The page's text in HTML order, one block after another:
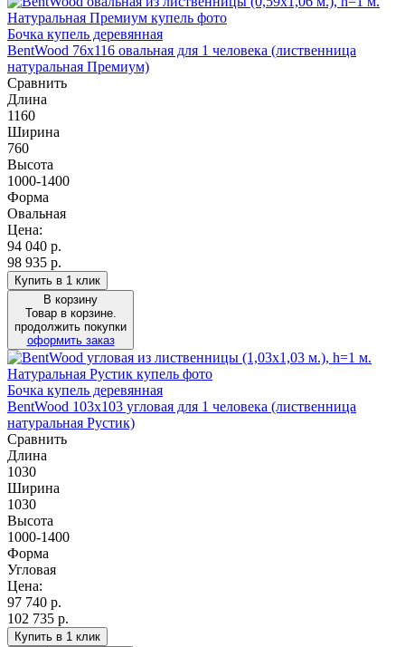
Бочка купель деревянная
BentWood 76х116 овальная для 1 человека (лиственница
натуральная Премиум)
Сравнить
Длина
1160
Ширина
760
Высота
1000-1400
Форма
Овальная
Цена:
94 040 р.
98 935 р.
Купить в 1 клик
В корзину
Товар в корзине.
продолжить покупки
оформить заказ
Бочка купель деревянная
BentWood 103х103 угловая для 1 человека (лиственница
натуральная Рустик)
Сравнить
Длина
1030
Ширина
1030
Высота
1000-1400
Форма
Угловая
Цена:
97 740 р.
102 735 р.
Купить в 1 клик